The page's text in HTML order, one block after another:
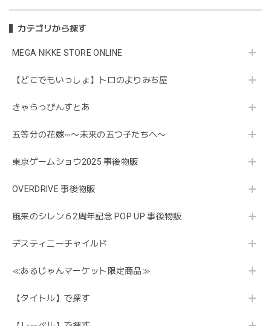
カテゴリから探す
MEGA NIKKE STORE ONLINE
【どこでもいっしょ】トロのよりみち屋
きゃらっぴんすとあ
五等分の花嫁∽〜未来の五つ子たちへ〜
東京ゲームショウ2025 事後物販
OVERDRIVE 事後物販
風来のシレン６2周年記念 POP UP 事後物販
デスティニーチャイルド
≪あるじゃんマーケット限定商品≫
【タイトル】で探す